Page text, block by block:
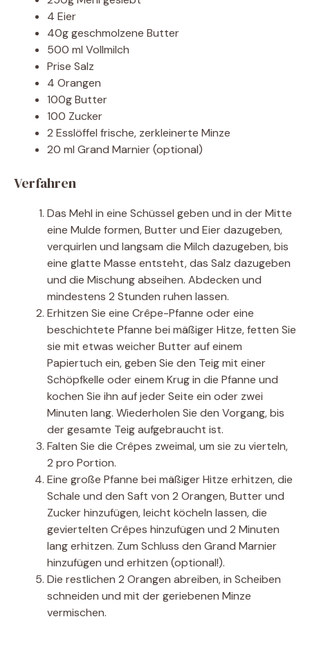
4 Eier
40g geschmolzene Butter
500 ml Vollmilch
Prise Salz
4 Orangen
100g Butter
100 Zucker
2 Esslöffel frische, zerkleinerte Minze
20 ml Grand Marnier (optional)
Verfahren
Das Mehl in eine Schüssel geben und in der Mitte
eine Mulde formen, Butter und Eier dazugeben,
verquirlen und langsam die Milch dazugeben, bis
eine glatte Masse entsteht, das Salz dazugeben
und die Mischung abseihen. Abdecken und
mindestens 2 Stunden ruhen lassen.
Erhitzen Sie eine Crêpe-Pfanne oder eine
beschichtete Pfanne bei mäßiger Hitze, fetten Sie
sie mit etwas weicher Butter auf einem
Papiertuch ein, geben Sie den Teig mit einer
Schöpfkelle oder einem Krug in die Pfanne und
kochen Sie ihn auf jeder Seite ein oder zwei
Minuten lang. Wiederholen Sie den Vorgang, bis
der gesamte Teig aufgebraucht ist.
Falten Sie die Crêpes zweimal, um sie zu vierteln,
2 pro Portion.
Eine große Pfanne bei mäßiger Hitze erhitzen, die
Schale und den Saft von 2 Orangen, Butter und
Zucker hinzufügen, leicht köcheln lassen, die
geviertelten Crêpes hinzufügen und 2 Minuten
lang erhitzen. Zum Schluss den Grand Marnier
hinzufügen und erhitzen (optional!).
Die restlichen 2 Orangen abreiben, in Scheiben
schneiden und mit der geriebenen Minze
vermischen.